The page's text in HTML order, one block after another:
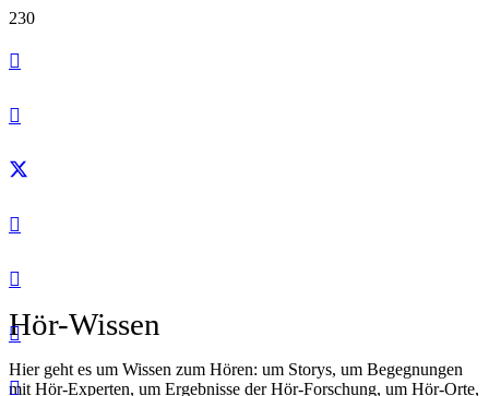
Hör-Wissen
Hier geht es um Wissen zum Hören: um Storys, um Begegnungen
mit Hör-Experten, um Ergebnisse der Hör-Forschung, um Hör-Orte,